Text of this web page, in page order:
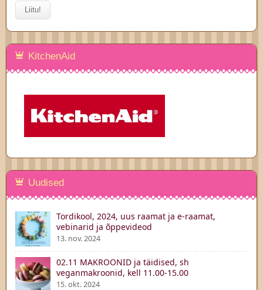
KitchenAid
Uudised
Tordikool, 2024, uus raamat ja e-raamat,
vebinarid ja õppevideod
13. nov. 2024
02.11 MAKROONID ja täidised, sh
veganmakroonid, kell 11.00-15.00
15. okt. 2024